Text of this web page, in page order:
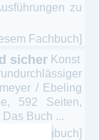
zu
Fachbuch]
sicher Konst
/ Ebeling
592 Seiten,
Buch ...
Fachbuch]